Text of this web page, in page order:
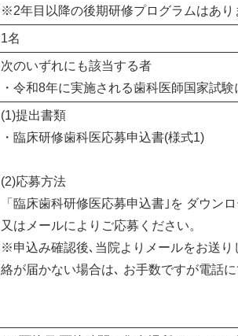
※2年目以降の後期研修プログラムはあり
1名
次のいずれにも該当する者
・令和8年に実施される歯科医師国家試
(1)提出書類
・臨床研修歯科医応募申込書(様式1)
(2)応募方法
「臨床歯科研修医応募申込書｣を ダウン
又はメールによりご応募ください。
※申込み確認後､当院よりメールをお送
絡が届かない場合は､ お手数ですが電話